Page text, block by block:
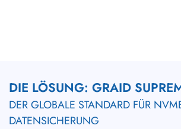
DIE LÖSUNG: GRAID
DER GLOBALE STANDARD FÜR
DATENSICHERUNG